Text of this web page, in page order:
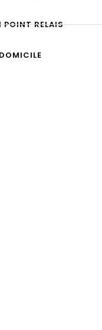
POINT RELAIS